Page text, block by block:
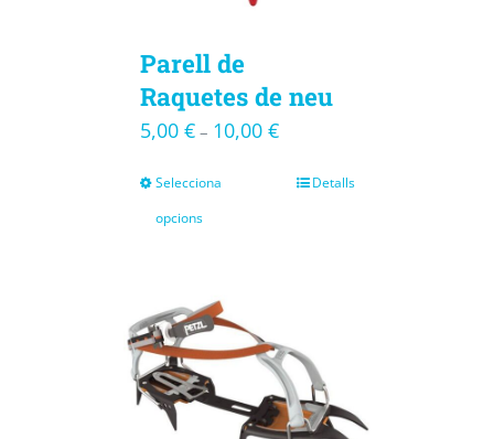
Parell de
Raquetes de neu
5,00 €– 10,00 €
Selecciona
opcions
Detalls